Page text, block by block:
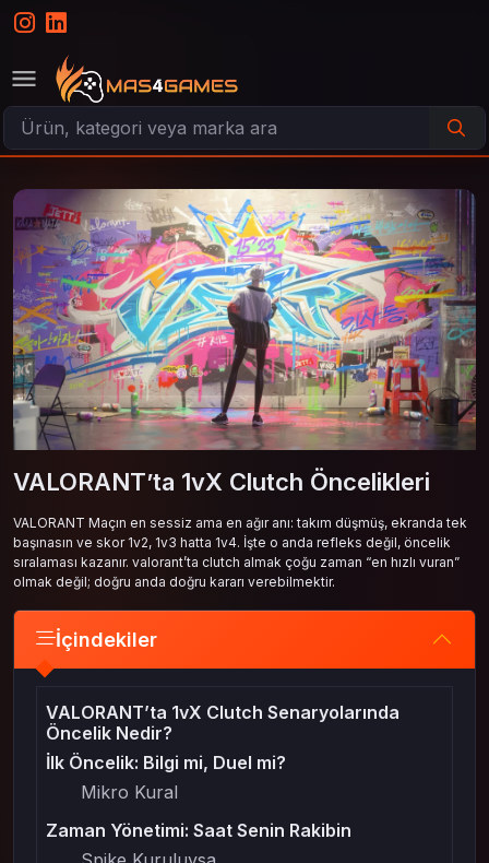
VALORANT’ta 1vX Clutch Öncelikleri
VALORANT Maçın en sessiz ama en ağır anı: takım düşmüş, ekranda tek
başınasın ve skor 1v2, 1v3 hatta 1v4. İşte o anda refleks değil, öncelik
sıralaması kazanır. valorant’ta clutch almak çoğu zaman “en hızlı vuran”
olmak değil; doğru anda doğru kararı verebilmektir.
İçindekiler
VALORANT’ta 1vX Clutch Senaryolarında
Öncelik Nedir?
İlk Öncelik: Bilgi mi, Duel mi?
Mikro Kural
Zaman Yönetimi: Saat Senin Rakibin